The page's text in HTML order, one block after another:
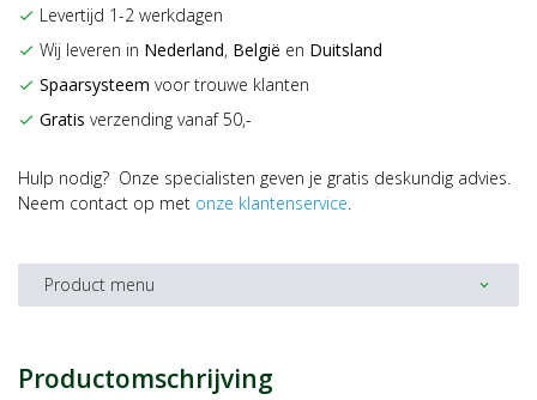
check Levertijd 1-2 werkdagen
check Wij leveren in Nederland, België en Duitsland
check Spaarsysteem voor trouwe klanten
check Gratis verzending vanaf 50,-
Hulp nodig? Onze specialisten geven je gratis deskundig advies.
Neem contact op met onze klantenservice.
Product menu expand_more
Productomschrijving